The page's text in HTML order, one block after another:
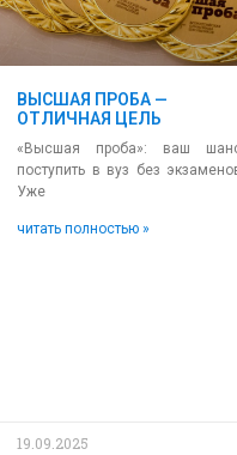
ВЫСШАЯ ПРОБА —
ОТЛИЧНАЯ ЦЕЛЬ
«Высшая проба»: ваш
поступить в вуз без
Уже
читать полностью »
19.09.2025